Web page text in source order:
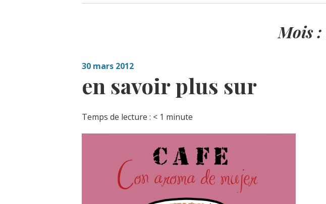
Mois :
30 mars 2012
en savoir plus sur
Temps de lecture : < 1 minute